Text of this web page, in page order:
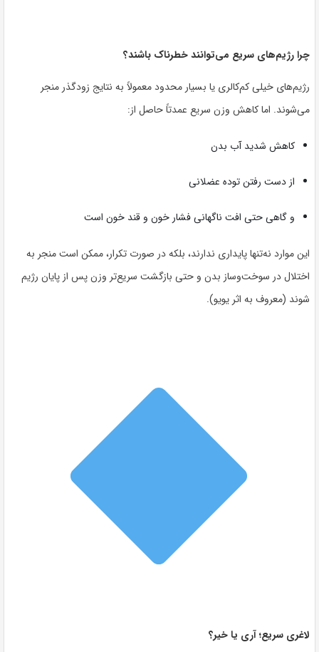
چرا رژیم‌های سریع می‌توانند خطرناک باشند؟
رژیم‌های خیلی کم‌کالری یا بسیار محدود معمولاً به نتایج زودگذر منجر
می‌شوند. اما کاهش وزن سریع عمدتاً حاصل از:
کاهش شدید آب بدن
از دست رفتن توده عضلانی
و گاهی حتی افت ناگهانی فشار خون و قند خون است
این موارد نه‌تنها پایداری ندارند، بلکه در صورت تکرار، ممکن است منجر به
اختلال در سوخت‌وساز بدن و حتی بازگشت سریع‌تر وزن پس از پایان رژیم
شوند (معروف به اثر یویو).
لاغری سریع؛ آری یا خیر؟